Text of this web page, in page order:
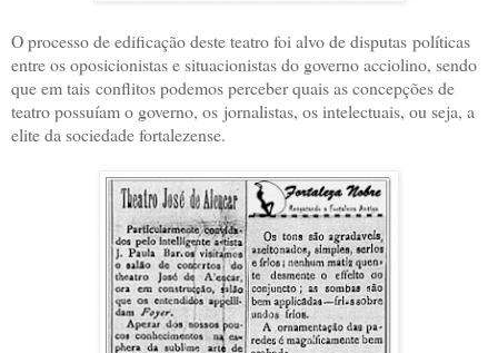
O processo de edificação deste teatro foi alvo de disputas políticas
entre os oposicionistas e situacionistas do governo acciolino, sendo
que em tais conflitos podemos perceber quais as concepções de
teatro possuíam o governo, os jornalistas, os intelectuais, ou seja, a
elite da sociedade fortalezense.